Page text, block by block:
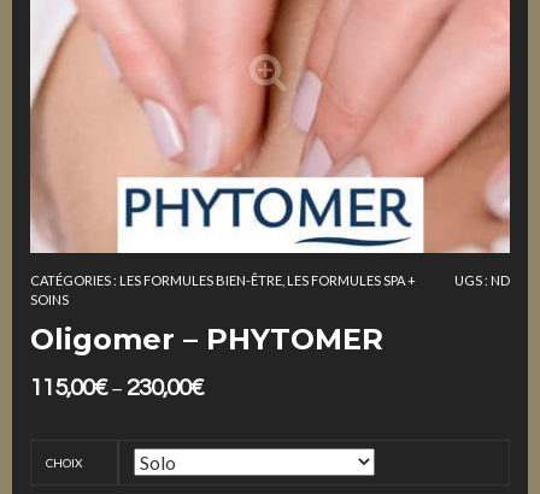
UGS : ND
CATÉGORIES : LES FORMULES BIEN-ÊTRE LES FORMULES SPA +
SOINS
Oligomer – PHYTOMER
115,00€– 230,00€
CHOIX